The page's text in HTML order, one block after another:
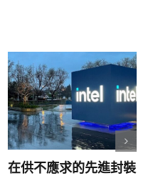
在供不應求的先進封裝